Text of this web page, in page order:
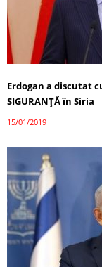
Erdogan a discutat
SIGURANȚĂ în Siria
15/01/2019